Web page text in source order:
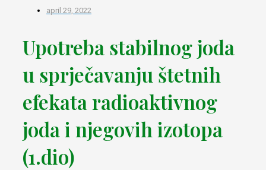
april 29, 2022
Upotreba stabilnog joda
u sprječavanju štetnih
efekata radioaktivnog
joda i njegovih izotopa
(1.dio)